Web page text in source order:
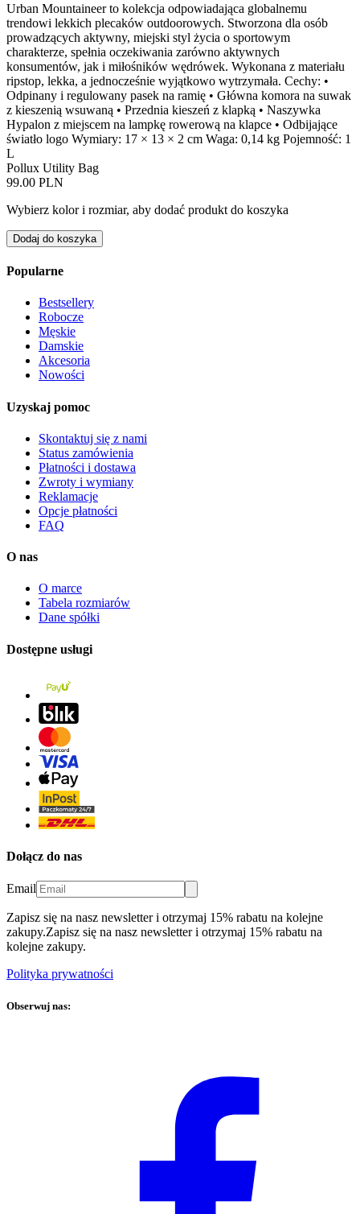
Urban Mountaineer to kolekcja odpowiadająca globalnemu
trendowi lekkich plecaków outdoorowych. Stworzona dla osób
prowadzących aktywny, miejski styl życia o sportowym
charakterze, spełnia oczekiwania zarówno aktywnych
konsumentów, jak i miłośników wędrówek. Wykonana z materiału
ripstop, lekka, a jednocześnie wyjątkowo wytrzymała. Cechy: •
Odpinany i regulowany pasek na ramię • Główna komora na suwak
z kieszenią wsuwaną • Przednia kieszeń z klapką • Naszywka
Hypalon z miejscem na lampkę rowerową na klapce • Odbijające
światło logo Wymiary: 17 × 13 × 2 cm Waga: 0,14 kg Pojemność: 1
L
Pollux Utility Bag
99.00 PLN
Wybierz kolor i rozmiar, aby dodać produkt do koszyka
Dodaj do koszyka
Popularne
Bestsellery
Robocze
Męskie
Damskie
Akcesoria
Nowości
Uzyskaj pomoc
Skontaktuj się z nami
Status zamówienia
Płatności i dostawa
Zwroty i wymiany
Reklamacje
Opcje płatności
FAQ
O nas
O marce
Tabela rozmiarów
Dane spółki
Dostępne usługi
Dołącz do nas
Email
Zapisz się na nasz newsletter i otrzymaj 15% rabatu na kolejne
zakupy.Zapisz się na nasz newsletter i otrzymaj 15% rabatu na
kolejne zakupy.
Polityka prywatności
Obserwuj nas: